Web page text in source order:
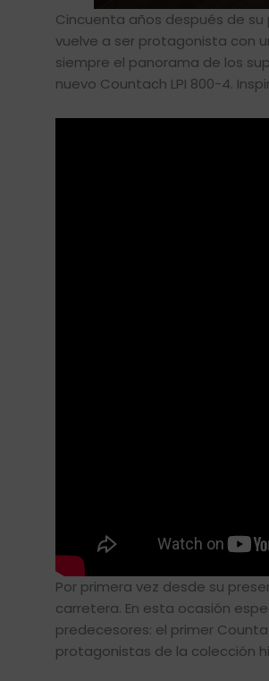
Cincuenta años después de
vuelve a ser protagonista con
siempre el panorama de los
nuevo Countach LPI 800-4.
Por primera vez desde su
carretera. En esta ocasión
predecesores: el primer
protagonistas de la colección